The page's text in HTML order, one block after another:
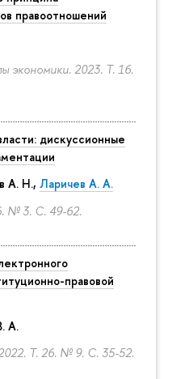
правоотношений
экономики. 2023. Т. 16.
дискуссионные
А. Н., Ларичев А. А.
№ 3. С. 49-62.
правовой
А.
Т. 26. № 9. С. 35-52.